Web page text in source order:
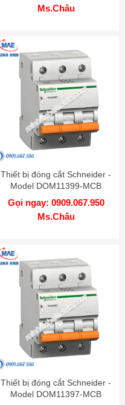
Ms.Châu
Thiết bị đóng cắt Schneider -
Model DOM11399-MCB
Gọi ngay: 0909.067.950
Ms.Châu
Thiết bị đóng cắt Schneider -
Model DOM11397-MCB